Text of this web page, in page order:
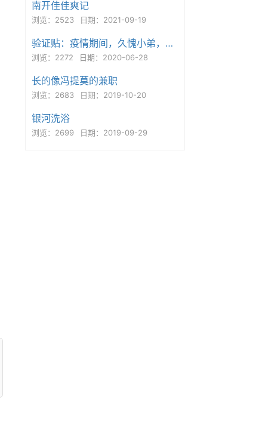
南开佳佳爽记
浏览：2523 日期：2021-09-19
验证贴：疫情期间，久愧小弟，毅往无前..
浏览：2272 日期：2020-06-28
长的像冯提莫的兼职
浏览：2683 日期：2019-10-20
银河洗浴
浏览：2699 日期：2019-09-29